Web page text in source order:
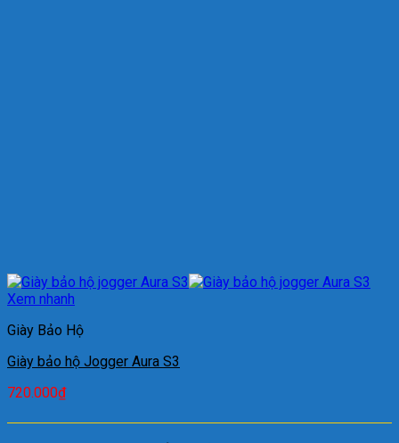
Xem nhanh
Giày Bảo Hộ
Giày bảo hộ Jogger Aura S3
720.000₫